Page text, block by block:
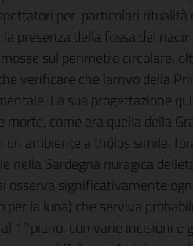
per particolari ritualità
presenza della fossa del
sul perimetro circolare,
verificare che larrivo della
La sua progettazione
morte, come era quella della
ambiente a thòlos simile,
nella Sardegna nuragica
si osserva significativamente
per la luna) che serviva
1°piano, con varie incisioni e